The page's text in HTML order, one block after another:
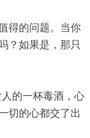
得的问题。当你
？如果是，那只
的一杯毒酒，心
切的心都交了出